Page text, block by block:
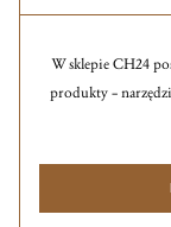
W sklepie CH24
produkty –